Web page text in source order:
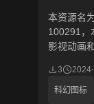
本资源名
100291，
影视动画
3
科幻图标